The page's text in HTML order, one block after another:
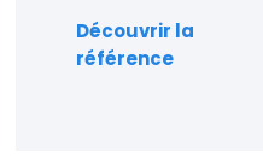
Découvrir la
référence